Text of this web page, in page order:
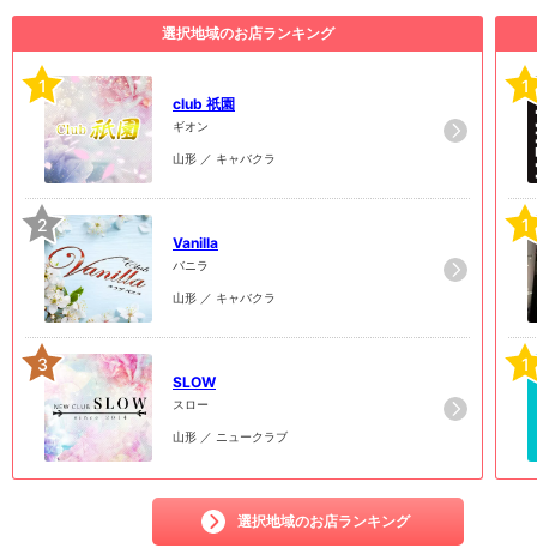
選択地域のお店ランキング
1
club 祇園
ギオン
山形 ／ キャバクラ
2
Vanilla
バニラ
山形 ／ キャバクラ
3
SLOW
スロー
山形 ／ ニュークラブ
選択地域のお店ランキング
1
1
1